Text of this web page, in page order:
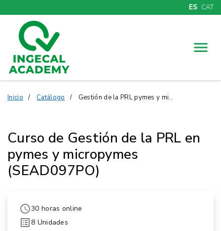
ES CAT
Menú
Inicio Catálogo Gestión de la PRL pymes y micropymes (SEAD097PO)
Curso de Gestión de la PRL en
pymes y micropymes
(SEAD097PO)
30 horas online
8 Unidades